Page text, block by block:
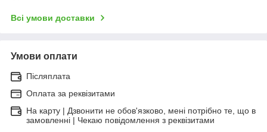
Всі умови доставки
Умови оплати
Післяплата
Оплата за реквізитами
На карту | Дзвонити не обов'язково, мені потрібно те, що в
замовленні | Чекаю повідомлення з реквізитами